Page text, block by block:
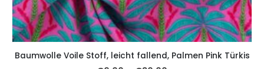
Baumwolle Voile Stoff, leicht fallend, Palmen Pink Türkis